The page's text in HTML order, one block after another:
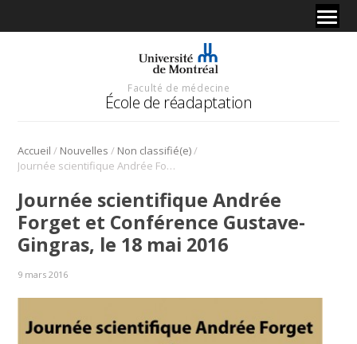
Faculté de médecine
École de réadaptation
Accueil / Nouvelles / Non classifié(e)/
Journée scientifique Andrée Forget et Conférence Gustave-Gingras, le 18 mai 2016
Journée scientifique Andrée
Forget et Conférence Gustave-
Gingras, le 18 mai 2016
9 mars 2016